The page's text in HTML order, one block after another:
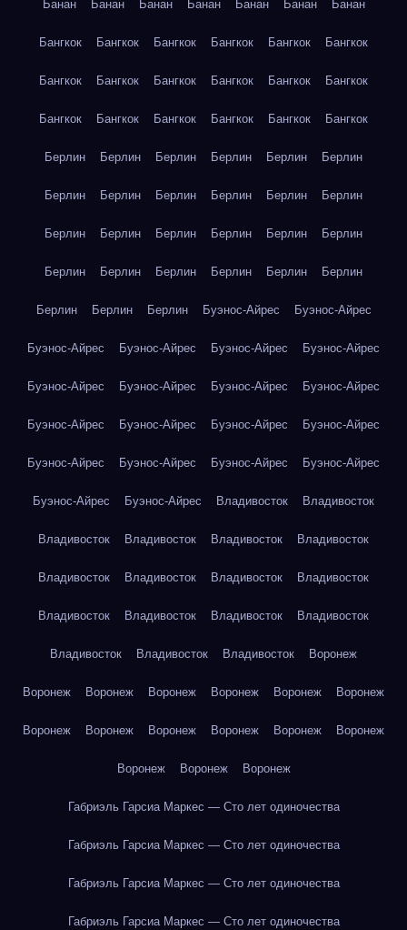
Банан Банан Банан Банан Банан Банан Банан
Бангкок Бангкок Бангкок Бангкок Бангкок Бангкок
Бангкок Бангкок Бангкок Бангкок Бангкок Бангкок
Бангкок Бангкок Бангкок Бангкок Бангкок Бангкок
Берлин Берлин Берлин Берлин Берлин Берлин
Берлин Берлин Берлин Берлин Берлин Берлин
Берлин Берлин Берлин Берлин Берлин Берлин
Берлин Берлин Берлин Берлин Берлин Берлин
Берлин Берлин Берлин Буэнос-Айрес Буэнос-Айрес
Буэнос-Айрес Буэнос-Айрес Буэнос-Айрес Буэнос-Айрес
Буэнос-Айрес Буэнос-Айрес Буэнос-Айрес Буэнос-Айрес
Буэнос-Айрес Буэнос-Айрес Буэнос-Айрес Буэнос-Айрес
Буэнос-Айрес Буэнос-Айрес Буэнос-Айрес Буэнос-Айрес
Буэнос-Айрес Буэнос-Айрес Владивосток Владивосток
Владивосток Владивосток Владивосток Владивосток
Владивосток Владивосток Владивосток Владивосток
Владивосток Владивосток Владивосток Владивосток
Владивосток Владивосток Владивосток Воронеж
Воронеж Воронеж Воронеж Воронеж Воронеж Воронеж
Воронеж Воронеж Воронеж Воронеж Воронеж Воронеж
Воронеж Воронеж Воронеж
Габриэль Гарсиа Маркес — Сто лет одиночества
Габриэль Гарсиа Маркес — Сто лет одиночества
Габриэль Гарсиа Маркес — Сто лет одиночества
Габриэль Гарсиа Маркес — Сто лет одиночества